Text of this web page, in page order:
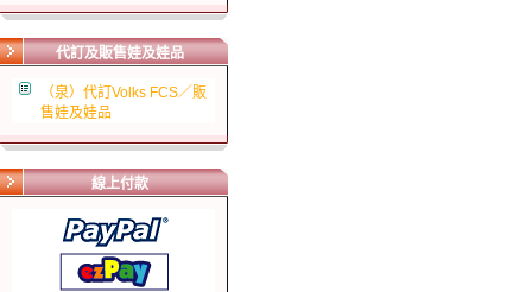
代訂及販售娃及娃品
（泉）代訂Volks FCS／販
售娃及娃品
線上付款